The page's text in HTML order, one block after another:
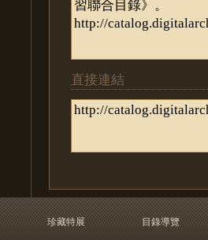
直接連結
珍藏特展
目錄導覽